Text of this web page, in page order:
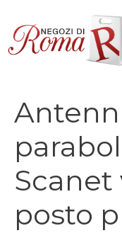
contenuto
Scanet
posto